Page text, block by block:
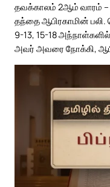
தவக்காலம் 2ஆம் வாரம் –
தந்தை ஆபிரகாமின் பலி.
9-13, 15-18
அவர் அவரை நோக்கி,